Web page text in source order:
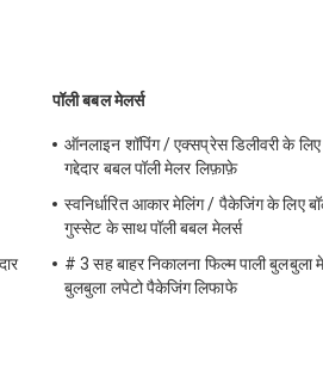
पॉली बबल मेलर्स
ऑनलाइन शॉपिंग / एक्सप्रेस डिलीवरी के
गद्देदार बबल पॉली मेलर लिफ़ाफ़े
स्वनिर्धारित आकार मेलिंग / पैकेजिंग के लिए
गुस्सेट के साथ पॉली बबल मेलर्स
# 3 सह बाहर निकालना फिल्म पाली बुलबुला
बुलबुला लपेटो पैकेजिंग लिफाफे